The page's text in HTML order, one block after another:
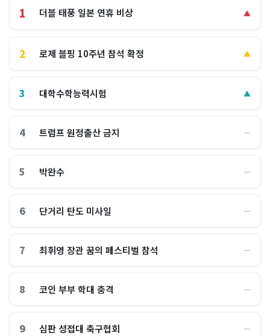
1 더블 태풍 일본 연휴 비상 ▲
2 로제 블핑 10주년 참석 확정 ▲
3 대학수학능력시험 ▲
4 트럼프 원정출산 금지 ―
5 박완수 ―
6 단거리 탄도 미사일 ―
7 최휘영 장관 꿈의 페스티벌 참석 ―
8 코인 부부 학대 충격 ―
9 심판 성접대 축구협회 ―